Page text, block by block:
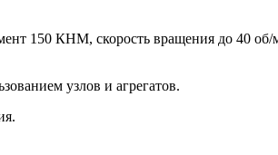
150 КНМ, скорость вращения до 40 об/
узлов и агрегатов.